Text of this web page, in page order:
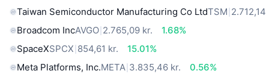
Taiwan Semiconductor Manufacturing Co LtdTSM 2.712,14
Broadcom IncAVGO 2.765,09 kr.
1.68%
SpaceXSPCX 854,61 kr.
15.01%
Meta Platforms, Inc.META 3.835,46 kr.
0.56%